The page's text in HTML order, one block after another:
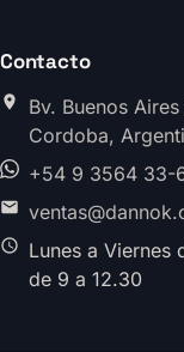
Contacto
Bv. Buenos
Cordoba,
+54 9 3564 33-
Lunes a Viernes
de 9 a 12.30